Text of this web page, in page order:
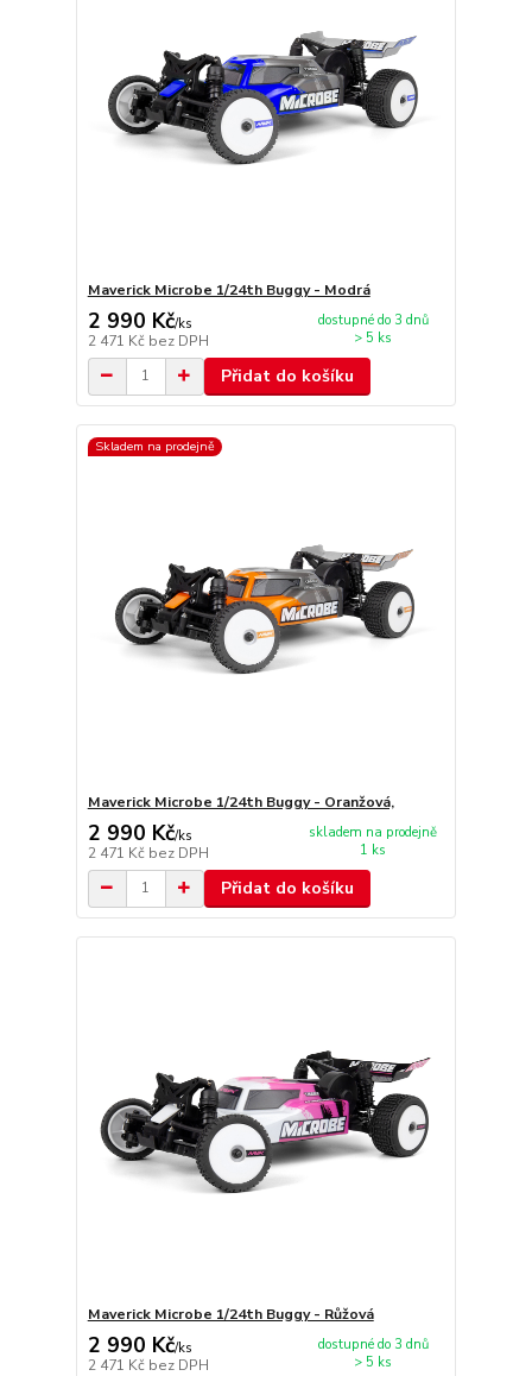
Maverick Microbe 1/24th Buggy - Modrá
2 990 Kč/ks
2 471 Kč bez DPH
dostupné do 3 dnů
> 5 ks
Přidat do košíku
Skladem na prodejně
Maverick Microbe 1/24th Buggy - Oranžová,
2 990 Kč/ks
2 471 Kč bez DPH
skladem na prodejně
1 ks
Přidat do košíku
Maverick Microbe 1/24th Buggy - Růžová
2 990 Kč/ks
2 471 Kč bez DPH
dostupné do 3 dnů
> 5 ks